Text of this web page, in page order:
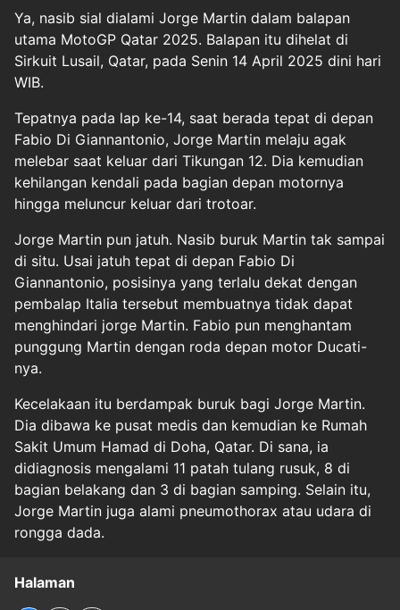
Ya, nasib sial dialami Jorge Martin dalam balapan
utama MotoGP Qatar 2025. Balapan itu dihelat di
Sirkuit Lusail, Qatar, pada Senin 14 April 2025 dini hari
WIB.
Tepatnya pada lap ke-14, saat berada tepat di depan
Fabio Di Giannantonio, Jorge Martin melaju agak
melebar saat keluar dari Tikungan 12. Dia kemudian
kehilangan kendali pada bagian depan motornya
hingga meluncur keluar dari trotoar.
Jorge Martin pun jatuh. Nasib buruk Martin tak sampai
di situ. Usai jatuh tepat di depan Fabio Di
Giannantonio, posisinya yang terlalu dekat dengan
pembalap Italia tersebut membuatnya tidak dapat
menghindari jorge Martin. Fabio pun menghantam
punggung Martin dengan roda depan motor Ducati-
nya.
Kecelakaan itu berdampak buruk bagi Jorge Martin.
Dia dibawa ke pusat medis dan kemudian ke Rumah
Sakit Umum Hamad di Doha, Qatar. Di sana, ia
didiagnosis mengalami 11 patah tulang rusuk, 8 di
bagian belakang dan 3 di bagian samping. Selain itu,
Jorge Martin juga alami pneumothorax atau udara di
rongga dada.
Halaman